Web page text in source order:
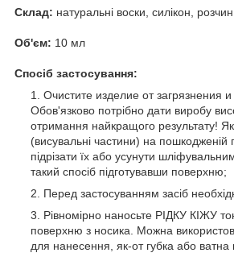
Склад: натуральні воски, силікон,
Об'єм: 10 мл
Спосіб застосування:
Очистите изделие от загрязнения и
Обов'язково потрібно дати виробу
отримання найкращого результату!
(висувальні частини) на пошкодженій
підрізати їх або усунути
такий спосіб підготувавши поверхню;
Перед застосуванням засіб
Рівномірно наносьте РІДКУ КІЖУ
поверхню з носика. Можна
для нанесення, як-от губка або ватна